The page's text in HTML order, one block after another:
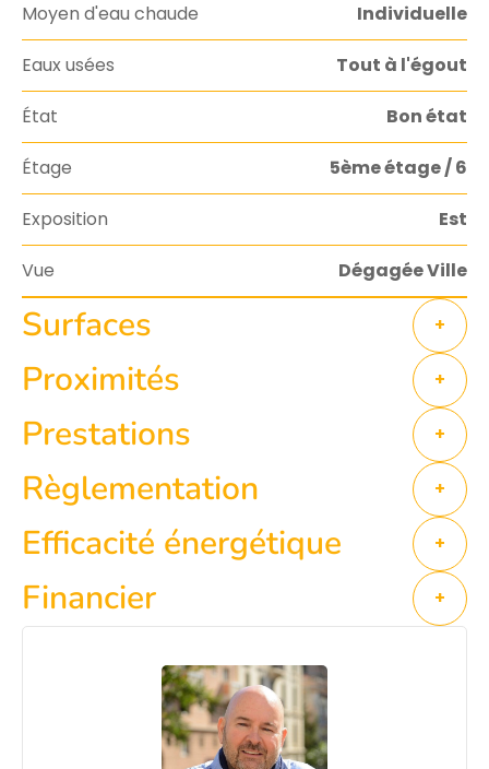
Moyen d'eau chaude Individuelle
Eaux usées Tout à l'égout
État Bon état
Étage 5ème étage / 6
Exposition Est
Vue Dégagée Ville
Surfaces +
Proximités +
Prestations +
Règlementation +
Efficacité énergétique +
Financier +